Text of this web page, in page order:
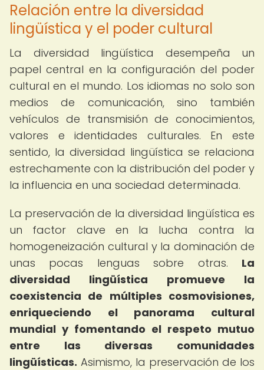
Relación entre la diversidad
lingüística y el poder cultural
La diversidad lingüística desempeña un
papel central en la configuración del poder
cultural en el mundo. Los idiomas no solo son
medios de comunicación, sino también
vehículos de transmisión de conocimientos,
valores e identidades culturales. En este
sentido, la diversidad lingüística se relaciona
estrechamente con la distribución del poder y
la influencia en una sociedad determinada.
La preservación de la diversidad lingüística es
un factor clave en la lucha contra la
homogeneización cultural y la dominación de
unas pocas lenguas sobre otras. La
diversidad lingüística promueve la
coexistencia de múltiples cosmovisiones,
enriqueciendo el panorama cultural
mundial y fomentando el respeto mutuo
entre las diversas comunidades
lingüísticas. Asimismo, la preservación de los